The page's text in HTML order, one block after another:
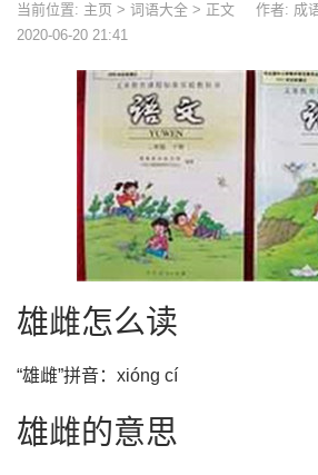
当前位置: 主页 > 词语大全 > 正文 作者: 成
2020-06-20 21:41
雄雌怎么读
“雄雌”拼音：xióng cí
雄雌的意思